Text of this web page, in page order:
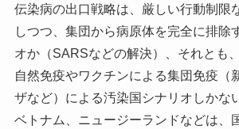
伝染病の出口戦略は、厳しい行動制限
しつつ、集団から病原体を完全に排除
オか（SARSなどの解決）、それとも
自然免疫やワクチンによる集団免疫（
ザなど）による汚染国シナリオしかな
ベトナム、ニュージーランドなどは、